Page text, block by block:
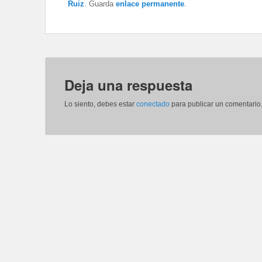
Ruiz. Guarda enlace permanente.
Deja una respuesta
Lo siento, debes estar conectado para publicar un comentario.